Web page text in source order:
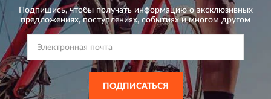
Подпишись, чтобы получать информацию о эксклюзивных
предложениях,поступлениях, событиях и многом другом
ПОДПИСАТЬСЯ